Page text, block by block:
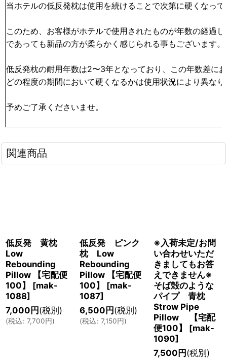
当ホテルの低反発枕は使用を続けることで次第に硬くなっ
このため、お客様がホテルで使用されたものが年数の経過
であっても新品の方が柔らかく感じられる事もございます。
低反発枕の耐用年数は2〜3年となっており、この年数差に
どの程度の期間において硬くなるかは使用状況により異な
予めご了承くださいませ。
関連商品
低反発 黄枕
Low
Rebounding
Pillow 【宅配便
100】
[mak-
1088]
7,000 円 (税別)
(税込: 7,700円)
低反発 ピンク
枕 Low
Rebounding
Pillow 【宅配便
100】
[mak-
1087]
6,500 円 (税別)
(税込: 7,150円)
※入荷未定/お問
い合わせいただ
きましてもお答
えできません※
そば殻のような
パイプ 青枕
Strow Pipe
Pillow 【宅配
便100】
[mak-
1090]
7,500 円 (税別)